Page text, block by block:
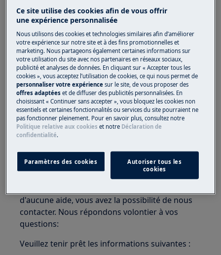
connecté au secteur.
Assurez-vous que la fiche et le câble ne
soient pas endommagés.
Vérifiez si éventuellement un fusible a
grillé (boîte à fusibles).
Pour les aspirateurs avec télécommande à
la poignée, contrôlez si le temoin de la
télécommande réagit en appuyan sur
n'importe quel bouton. Si le témoin
lumineux ne s'allume pas, il faut remplacer
la batterie (pile boutton).
responsabilité pour tous les dommages causés
par une manipulation incorrecte.
d'aucune aide, vous avez la possibilité de nous
contacter. Nous répondons volontier à vos
questions:
Veuillez tenir prêt les informations suivantes :
Ce site utilise des cookies afin de vous offrir
une expérience personnalisée
Nous utilisons des cookies et technologies similaires afin d’améliorer
votre expérience sur notre site et à des fins promotionnelles et
marketing. Nous partageons également certaines informations sur
votre utilisation du site avec nos partenaires en réseaux sociaux,
publicité et analyses de données. En cliquant sur « Accepter tous les
cookies », vous acceptez l’utilisation de cookies, ce qui nous permet de
personnaliser votre expériencesur le site, de vous proposer des
offres adaptées et de diffuser des publicités personnalisées. En
choisissant « Continuer sans accepter », vous bloquez les cookies non
essentiels et certaines fonctionnalités ou services du site pourraient ne
pas fonctionner pleinement. Pour en savoir plus, consultez notre
Politique relative aux cookies et notre Déclaration de
confidentialité.
Paramètres des cookies
Autoriser tous les
cookies